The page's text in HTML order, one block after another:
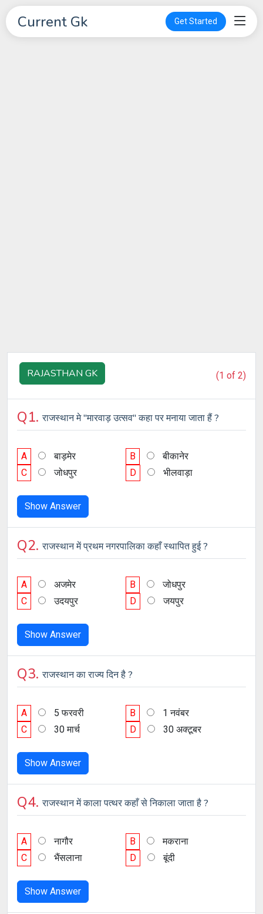
Current Gk Get Started
RAJASTHAN GK (1 of 2)
Q1.राजस्थान मे "मारवाड़ उत्सव" कहा पर मनाया जाता हैं ?
A बाड़मेर B
बीकानेर
C
जोधपुर D भीलवाड़ा
Show Answer
Q2.राजस्थान में प्रथम नगरपालिका कहाँ स्थापित हुई ?
A अजमेर B
जोधपुर
C
उदयपुर D जयपुर
Show Answer
Q3.राजस्थान का राज्य दिन है ?
A 5 फरवरी B
1 नवंबर
C
30 मार्च D 30 अक्टूबर
Show Answer
Q4.राजस्थान में काला पत्थर कहाँ से निकाला जाता है ?
A नागौर B
मकराना
C
भैंसलाना D बूंदी
Show Answer